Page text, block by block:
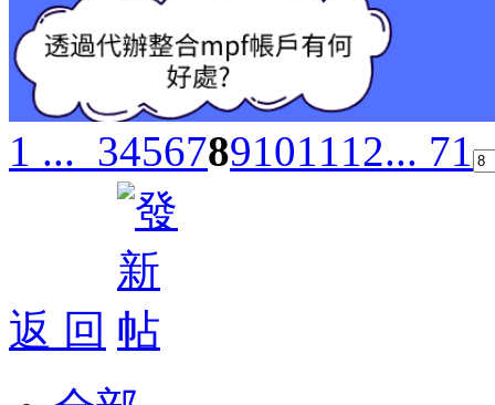
1 ... 3456789101112... 71
返 回